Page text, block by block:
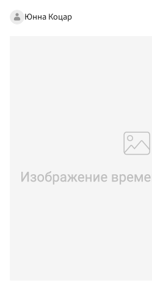
Юнна Коцар